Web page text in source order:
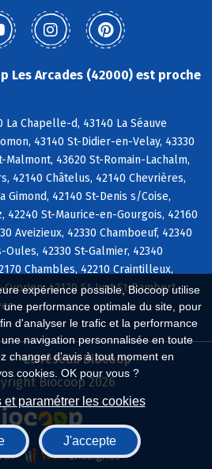
expérience possible, Biocoop utilise
performance optimale du site, pour
d'analyser le trafic et la performance
navigation personnalisée en toute
changer d'avis à tout moment en
cookies. OK pour vous ?
et paramétrer les cookies
J'accepte
Les Arcades (42000) est proche
La Chapelle-d, 43140 La Séauve
43140 St-Didier-en-Velay, 43330
43620 St-Romain-Lachalm,
42140 Châtelus, 42140 Chevrières,
Gimond, 42140 St-Denis s/Coise,
42240 St-Maurice-en-Gourgois, 42160
Aveizieux, 42330 Chamboeuf, 42340
42330 St-Galmier, 42340
Chambles, 42210 Craintilleux,
42170 St-Just-St-Rambert,
Le réseau Biocoop
Biocoop 2026